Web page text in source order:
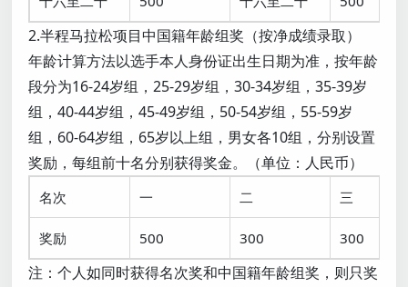
2.半程马拉松项目中国籍年龄组奖（按净成绩录取）
年龄计算方法以选手本人身份证出生日期为准，按年龄
段分为16-24岁组，25-29岁组，30-34岁组，35-39岁
组，40-44岁组，45-49岁组，50-54岁组，55-59岁
组，60-64岁组，65岁以上组，男女各10组，分别设置
奖励，每组前十名分别获得奖金。（单位：人民币）
名次 一 二 三
奖励 500 300 300
注：个人如同时获得名次奖和中国籍年龄组奖，则只奖